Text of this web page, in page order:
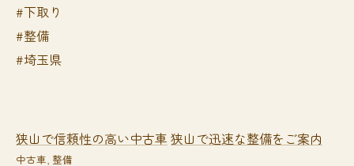
#下取り
#整備
#埼玉県
狭山で信頼性の高い中古車 狭山で迅速な整備をご案内
中古車 整備